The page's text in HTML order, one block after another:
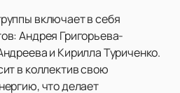
включает в себя
Андрея Григорьева-
и Кирилла Туриченко.
в коллектив свою
что делает